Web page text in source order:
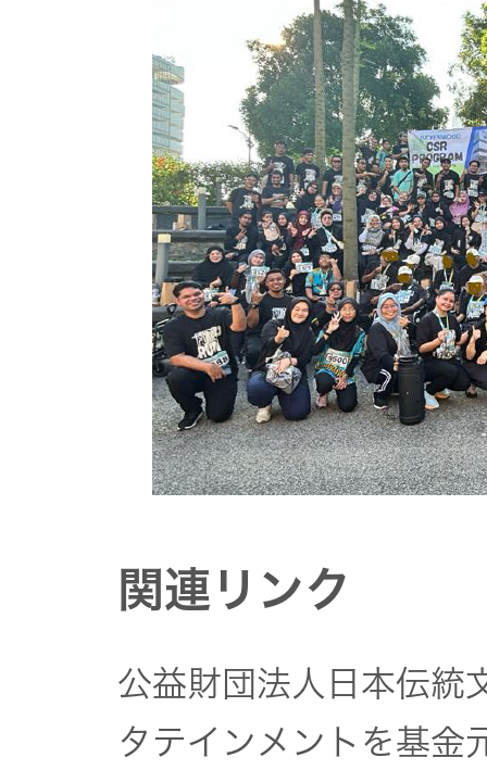
関連リンク
公益財団法人日本伝統
タテインメントを基